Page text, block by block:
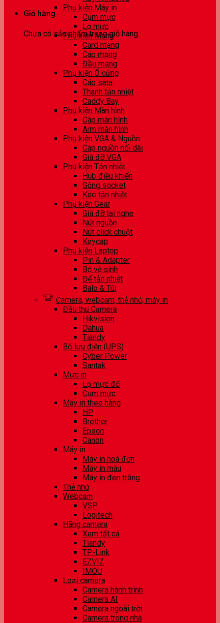
Giỏ hàng
Chưa có sản phẩm trong giỏ hàng.
Phụ kiện Máy in
Cụm mực
Lọ mực
Phụ kiện Mạng
Card mạng
Cáp mạng
Đầu mạng
Phụ kiện Ổ cứng
Cáp sata
Thanh tản nhiệt
Caddy Bay
Phụ kiện Màn hình
Cáp màn hình
Arm màn hình
Phụ kiện VGA & Nguồn
Cáp nguồn nối dài
Giá đỡ VGA
Phụ kiện Tản nhiệt
Hub điều khiển
Gông socket
Keo tản nhiệt
Phụ kiện Gear
Giá đỡ tai nghe
Nút nguồn
Nút click chuột
Keycap
Phụ kiện Laptop
Pin & Adapter
Bộ vệ sinh
Đế tản nhiệt
Balo & Túi
Camera, webcam, thẻ nhớ, máy in
Đầu thu Camera
Hikvision
Dahua
Tiandy
Bộ lưu điện (UPS)
Cyber Power
Santak
Mực in
Lọ mực đổ
Cụm mực
Máy in theo hãng
HP
Brother
Epson
Canon
Máy in
Máy in hoá đơn
Máy in màu
Máy in đen trắng
Thẻ nhớ
Webcam
VSP
Logitech
Hãng camera
Xem tất cả
Tiandy
TP-Link
EZVIZ
IMOU
Loại camera
Camera hành trình
Camera AI
Camera ngoài trời
Camera trong nhà